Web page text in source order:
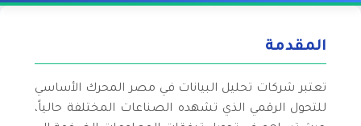
المقدمة
تعتبر شركات تحليل البيانات في مصر المحرك الأساسي
للتحول الرقمي الذي تشهده الصناعات المختلفة حالياً،